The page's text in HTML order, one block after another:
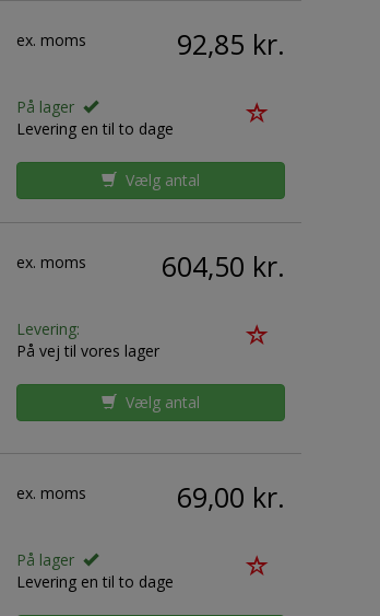
ex. moms 92,85 kr.
På lager
Levering en til to dage
Vælg antal
ex. moms 604,50 kr.
Levering:
På vej til vores lager
Vælg antal
ex. moms 69,00 kr.
På lager
Levering en til to dage